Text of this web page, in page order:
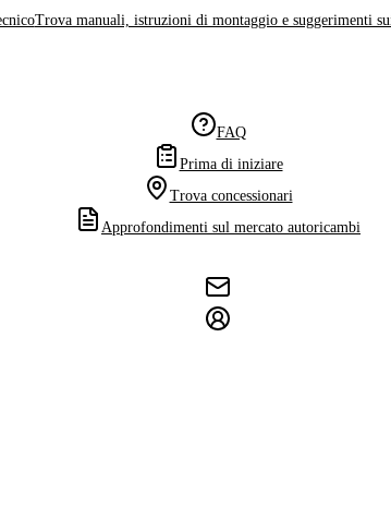
Trova manuali, istruzioni di montaggio e suggerimenti
FAQ
Prima di iniziare
Trova concessionari
Approfondimenti sul mercato autoricambi